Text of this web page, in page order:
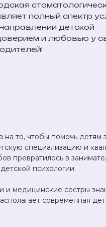
полный спектр
детской
и любовью у
то, чтобы помочь
специализацию и
превратилось в
психологии.
и медицинские сестры
современная